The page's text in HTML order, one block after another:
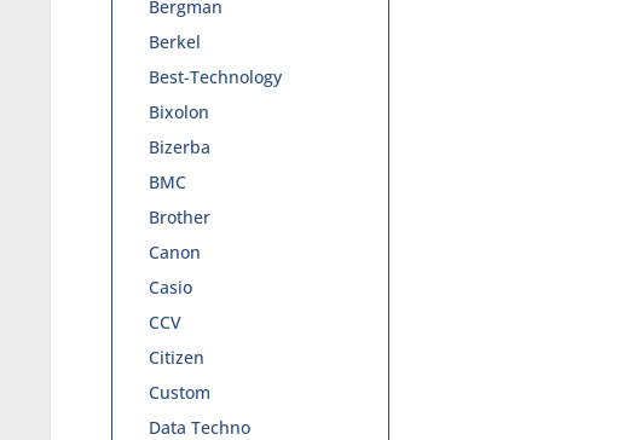
Bergman
Berkel
Best-Technology
Bixolon
Bizerba
BMC
Brother
Canon
Casio
CCV
Citizen
Custom
Data Techno